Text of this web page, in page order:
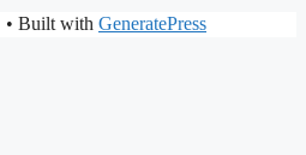
• Built with GeneratePress